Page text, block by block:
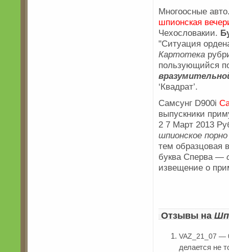
Многоосные
шпионская
Чехословакии.
"Ситуация
Картотека
пользующийся
‘Квадрат’.
Самсунг D900i
выпускники
2 7 Март 2013
шпионское
тем образцовая
буква Сперва —
извещение о
Отзывы на
VAZ_21_07 —
делается не